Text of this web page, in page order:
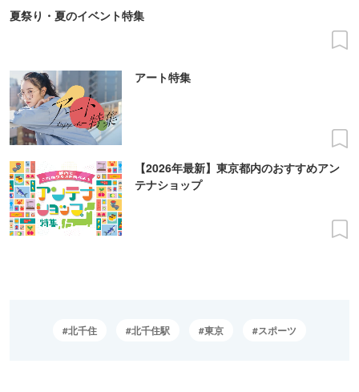
夏祭り・夏のイベント特集
アート特集
【2026年最新】東京都内のおすすめアン
テナショップ
北千住 北千住駅 東京 スポーツ